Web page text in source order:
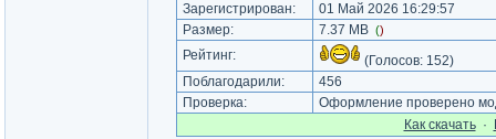
Зарегистрирован:
01 Май 2026 16:29:57
Размер:
7.37 MB ()
Рейтинг: (Голосов: 152)
Поблагодарили:
456
Проверка:
Оформление проверено
Как cкачать·